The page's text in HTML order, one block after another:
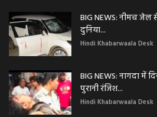
BIG NEWS: नीमच
दुनिया...
Hindi Khabarwaala Desk
BIG NEWS: नागदा में
पुरानी रंजिश...
Hindi Khabarwaala Desk